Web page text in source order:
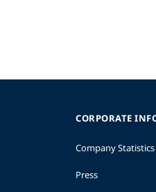
CORPORATE
Company Statistics
Press